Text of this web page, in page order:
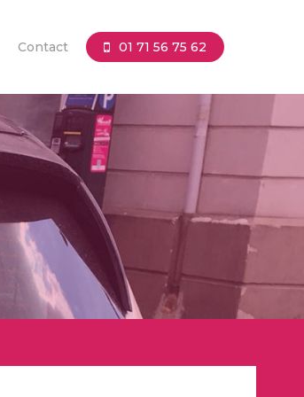
Contact 01 71 56 75 62